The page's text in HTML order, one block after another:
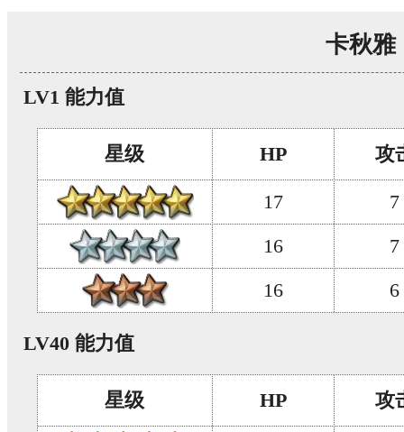
卡秋雅
LV1 能力值
星级 HP 攻
17
7
16
7
16
6
LV40 能力值
星级 HP 攻